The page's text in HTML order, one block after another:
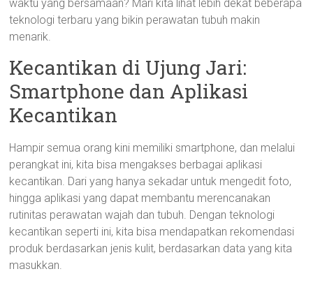
waktu yang bersamaan? Mari kita lihat lebih dekat beberapa
teknologi terbaru yang bikin perawatan tubuh makin
menarik.
Kecantikan di Ujung Jari:
Smartphone dan Aplikasi
Kecantikan
Hampir semua orang kini memiliki smartphone, dan melalui
perangkat ini, kita bisa mengakses berbagai aplikasi
kecantikan. Dari yang hanya sekadar untuk mengedit foto,
hingga aplikasi yang dapat membantu merencanakan
rutinitas perawatan wajah dan tubuh. Dengan teknologi
kecantikan seperti ini, kita bisa mendapatkan rekomendasi
produk berdasarkan jenis kulit, berdasarkan data yang kita
masukkan.